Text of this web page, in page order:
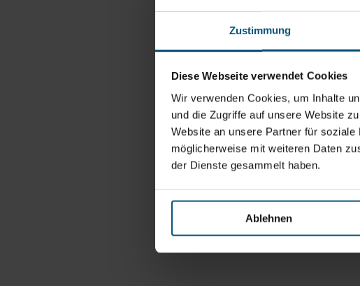
Zustimmung
Diese Webseite verwendet Cookies
Wir verwenden Cookies, um Inhalte
und die Zugriffe auf unsere Website
Website an unsere Partner für
möglicherweise mit weiteren Daten
der Dienste gesammelt haben.
Ablehnen